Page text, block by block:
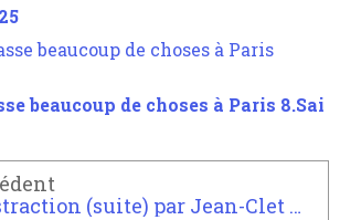
beaucoup de choses à Paris 8.Sai
NOTION / Abstraction (suite) par Jean-Clet Martin